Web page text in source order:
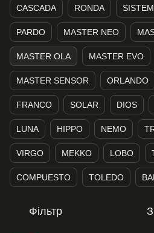
CASCADA RONDA
PARDO MASTER NEO
MASTER OLA MASTER EVO
MASTER SENSOR ORLANDO
FRANCO SOLAR DIOS
LUNA HIPPO NEMO
VIRGO MEKKO LOBO
COMPUESTO TOLEDO
Фільтр